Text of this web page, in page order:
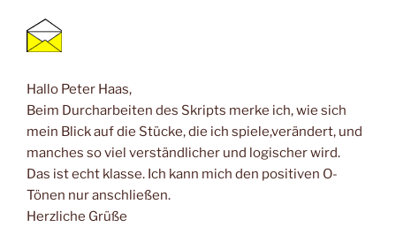
Hallo Peter Haas,
Beim Durcharbeiten des Skripts merke ich, wie sich
mein Blick auf die Stücke, die ich spiele,verändert, und
manches so viel verständlicher und logischer wird.
Das ist echt klasse. Ich kann mich den positiven O-
Tönen nur anschließen.
Herzliche Grüße